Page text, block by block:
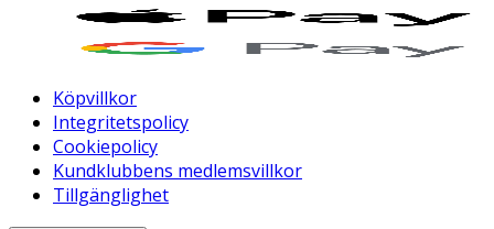
Köpvillkor
Integritetspolicy
Cookiepolicy
Kundklubbens medlemsvillkor
Tillgänglighet